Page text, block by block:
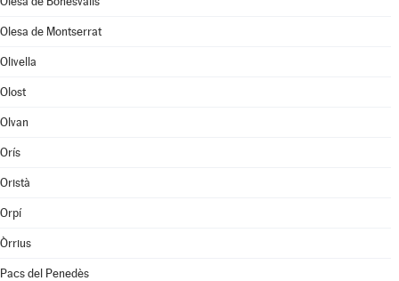
Olesa de Montserrat
Olivella
Olost
Olvan
Orís
Oristà
Orpí
Òrrius
Pacs del Penedès